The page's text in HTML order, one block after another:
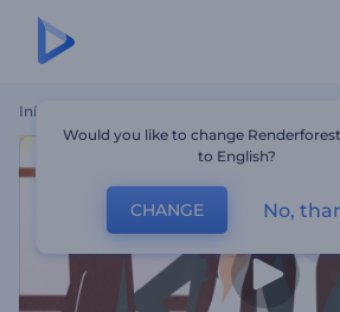
Início
Would you like to change
to English?
CHANGE No,